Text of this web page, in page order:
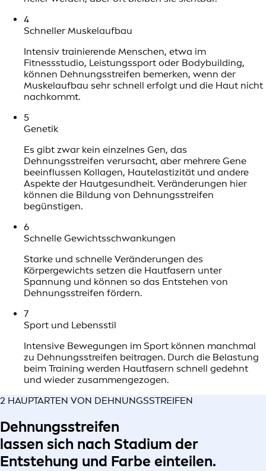
4
Schneller Muskelaufbau
Intensiv trainierende Menschen, etwa im
Fitnessstudio, Leistungssport oder Bodybuilding,
können Dehnungsstreifen bemerken, wenn der
Muskelaufbau sehr schnell erfolgt und die Haut nicht
nachkommt.
5
Genetik
Es gibt zwar kein einzelnes Gen, das
Dehnungsstreifen verursacht, aber mehrere Gene
beeinflussen Kollagen, Hautelastizität und andere
Aspekte der Hautgesundheit. Veränderungen hier
können die Bildung von Dehnungsstreifen
begünstigen.
6
Schnelle Gewichtsschwankungen
Starke und schnelle Veränderungen des
Körpergewichts setzen die Hautfasern unter
Spannung und können so das Entstehen von
Dehnungsstreifen fördern.
7
Sport und Lebensstil
Intensive Bewegungen im Sport können manchmal
zu Dehnungsstreifen beitragen. Durch die Belastung
beim Training werden Hautfasern schnell gedehnt
und wieder zusammengezogen.
2 HAUPTARTEN VON DEHNUNGSSTREIFEN
Dehnungsstreifen
lassen sich nach Stadium der
Entstehung und Farbe einteilen.